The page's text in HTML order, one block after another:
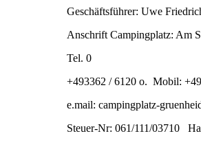
Geschäftsführer: Uwe
Anschrift Campingplatz: Am
Tel. 0
+493362 / 6120 o. Mobil:
e.mail: campingplatz-
Steuer-Nr: 061/111/03710